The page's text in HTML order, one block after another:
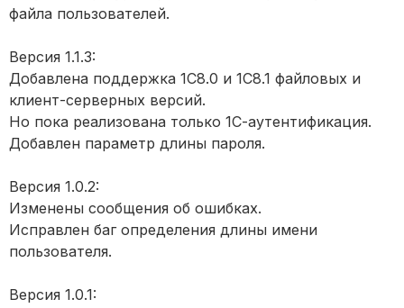
файла пользователей.
Версия 1.1.3:
Добавлена поддержка 1С8.0 и 1С8.1 файловых и
клиент-серверных версий.
Но пока реализована только 1С-аутентификация.
Добавлен параметр длины пароля.
Версия 1.0.2:
Изменены сообщения об ошибках.
Исправлен баг определения длины имени
пользователя.
Версия 1.0.1: